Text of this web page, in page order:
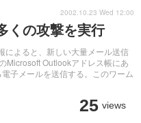
くの攻撃を実行
よると、新しい大量メール送信
Microsoft Outlookアドレス帳にあ
子メールを送信する。このワーム
25 views
2002.10.23 Wed 12:00